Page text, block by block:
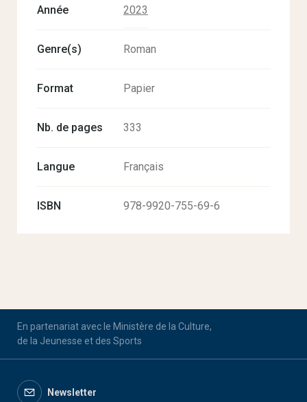
Année 2023
Genre(s) Roman
Format Papier
Nb. de pages 333
Langue Français
ISBN 978-9920-755-69-6
En partenariat avec le Ministère de la Culture,
de la Jeunesse et des Sports
Newsletter